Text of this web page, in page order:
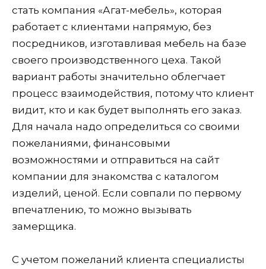
стать компания «Агат-мебель», которая
работает с клиентами напрямую, без
посредников, изготавливая мебель на базе
своего производственного цеха. Такой
вариант работы значительно облегчает
процесс взаимодействия, потому что клиент
видит, кто и как будет выполнять его заказ.
Для начала надо определиться со своими
пожеланиями, финансовыми
возможностями и отправиться на сайт
компании для знакомства с каталогом
изделий, ценой. Если совпали по первому
впечатлению, то можно вызывать
замерщика.
С учетом пожеланий клиента специалисты